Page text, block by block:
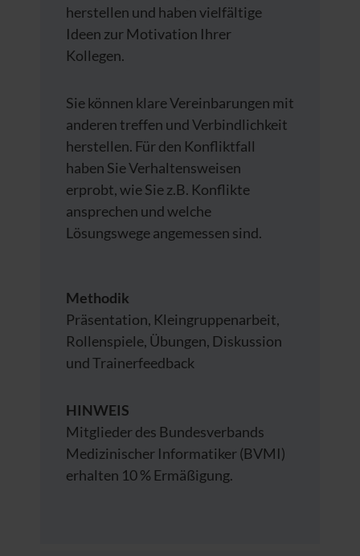
herstellen und haben vielfältige
Ideen zur Motivation Ihrer
Kollegen.
Sie können klare Vereinbarungen mit
anderen treffen und Verbindlichkeit
herstellen. Für den Konfliktfall
haben Sie Verhaltensweisen
erprobt, wie Sie z.B. Konflikte
ansprechen und welche
Lösungswege angemessen sind.
Methodik
Präsentation, Kleingruppenarbeit,
Rollenspiele, Übungen, Diskussion
und Trainerfeedback
HINWEIS
Mitglieder des Bundesverbands
Medizinischer Informatiker (BVMI)
erhalten 10 % Ermäßigung.